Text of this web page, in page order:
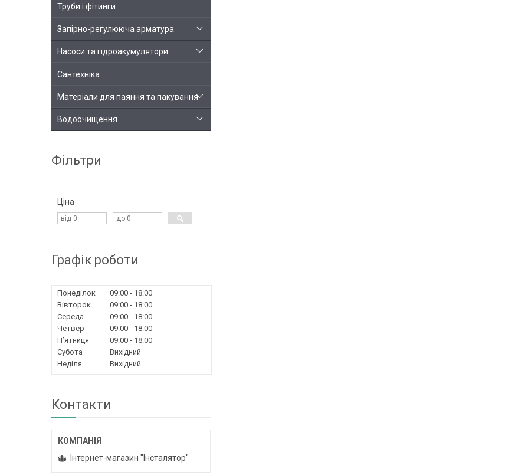
Труби і фітинги
Запірно-регулююча арматура
Насоси та гідроакумулятори
Сантехніка
Матеріали для паяння та пакування
Водоочищення
Фільтри
Ціна
Графік роботи
Понеділок 09:00
18:00
Вівторок
09:00
18:00
Середа
09:00
18:00
Четвер
09:00
18:00
Пʼятниця
09:00
18:00
Субота
Вихідний
Неділя
Вихідний
Контакти
Інтернет-магазин "Інсталятор"